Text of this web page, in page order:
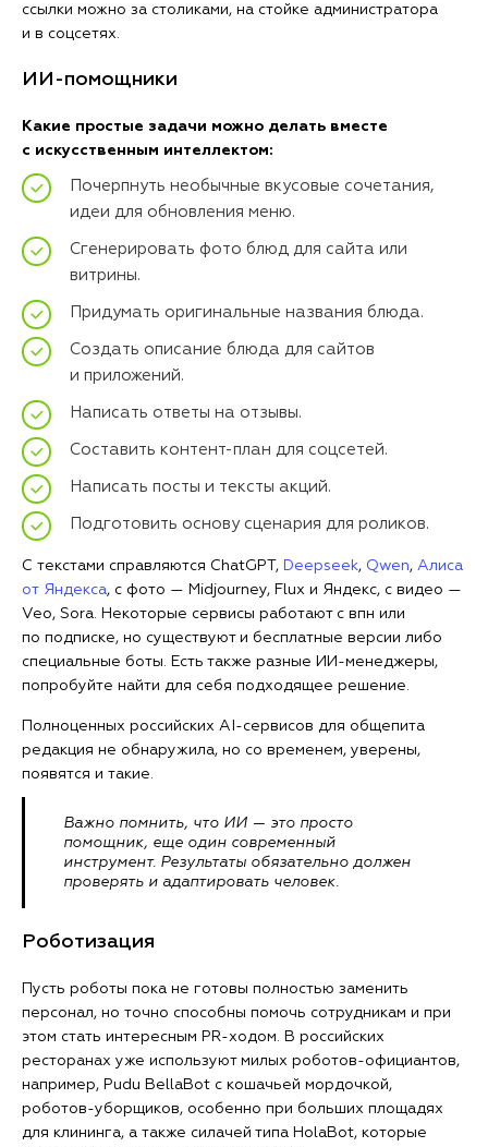
ссылки можно за столиками, на стойке администратора
и в соцсетях.
ИИ-помощники
Какие простые задачи можно делать вместе
с искусственным интеллектом:
Почерпнуть необычные вкусовые сочетания,
идеи для обновления меню.
Сгенерировать фото блюд для сайта или
витрины.
Придумать оригинальные названия блюда.
Создать описание блюда для сайтов
и приложений.
Написать ответы на отзывы.
Составить контент-план для соцсетей.
Написать посты и тексты акций.
Подготовить основу сценария для роликов.
С текстами справляются ChatGPT, Deepseek, Qwen, Алиса
от Яндекса, с фото — Midjourney, Flux и Яндекс, с видео —
Veo, Sora. Некоторые сервисы работают с впн или
по подписке, но существуют и бесплатные версии либо
специальные боты. Есть также разные ИИ-менеджеры,
попробуйте найти для себя подходящее решение.
Полноценных российских AI-сервисов для общепита
редакция не обнаружила, но со временем, уверены,
появятся и такие.
Важно помнить, что ИИ — это просто
помощник, еще один современный
инструмент. Результаты обязательно должен
проверять и адаптировать человек.
Роботизация
Пусть роботы пока не готовы полностью заменить
персонал, но точно способны помочь сотрудникам и при
этом стать интересным PR-ходом. В российских
ресторанах уже используют милых роботов-официантов,
например, Pudu BellaBot с кошачьей мордочкой,
роботов-уборщиков, особенно при больших площадях
для клининга, а также силачей типа HolaBot, которые